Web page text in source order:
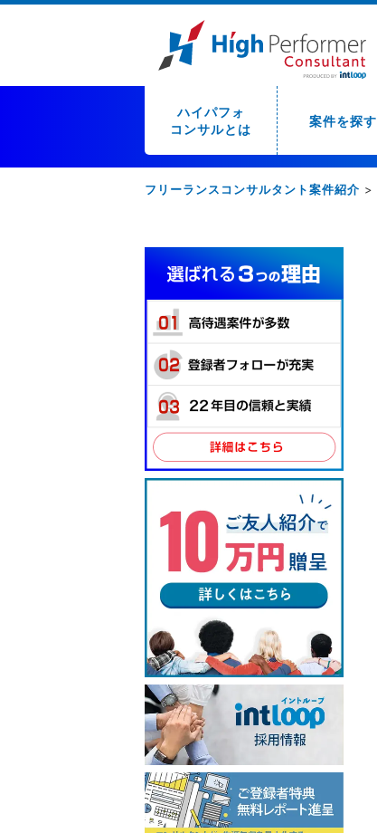
ハイパフォ
コンサルとは
案件を探す
フリーランスコンサルタント案件紹介 >